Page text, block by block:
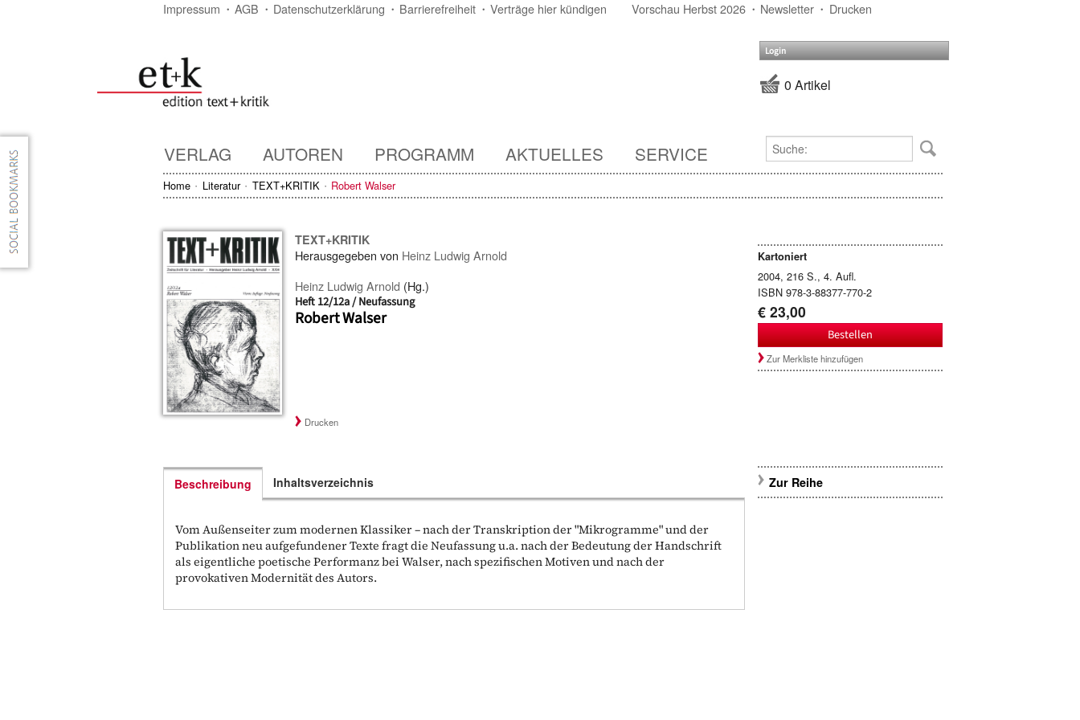
Impressum AGB Datenschutzerklärung Barrierefreiheit Verträge hier kündigen Vorschau Herbst 2026 Newsletter Drucken
Login
0 Artikel
VERLAG AUTOREN PROGRAMM AKTUELLES SERVICE
Home Literatur TEXT+KRITIK Robert Walser
TEXT+KRITIK
Herausgegeben von Heinz Ludwig Arnold
Heinz Ludwig Arnold (Hg.)
Heft 12/12a / Neufassung
Robert Walser
Kartoniert
2004, 216 S., 4. Aufl.
ISBN 978-3-88377-770-2
€ 23,00
Bestellen
Zur Merkliste hinzufügen
Drucken
Beschreibung
Vom Außenseiter zum modernen Klassiker – nach der Transkription der "Mikrogramme" und der
Publikation neu aufgefundener Texte fragt die Neufassung u.a. nach der Bedeutung der Handschrift
als eigentliche poetische Performanz bei Walser, nach spezifischen Motiven und nach der
provokativen Modernität des Autors.
Inhaltsverzeichnis Zur Reihe